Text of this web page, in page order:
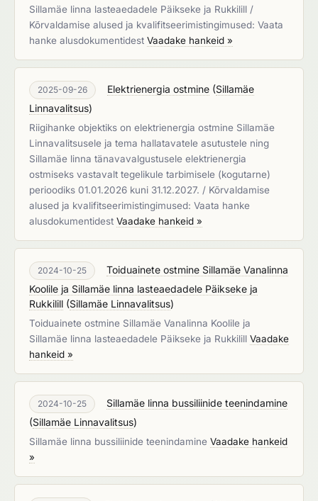
Sillamäe linna lasteaedadele Päikseke ja Rukkilill /
Kõrvaldamise alused ja kvalifitseerimistingimused: Vaata
hanke alusdokumentidest Vaadake hankeid »
2025-09-26 Elektrienergia ostmine (Sillamäe
Linnavalitsus)
Riigihanke objektiks on elektrienergia ostmine Sillamäe
Linnavalitsusele ja tema hallatavatele asutustele ning
Sillamäe linna tänavavalgustusele elektrienergia
ostmiseks vastavalt tegelikule tarbimisele (kogutarne)
perioodiks 01.01.2026 kuni 31.12.2027. / Kõrvaldamise
alused ja kvalifitseerimistingimused: Vaata hanke
alusdokumentidest Vaadake hankeid »
2024-10-25
Toiduainete ostmine Sillamäe Vanalinna
Koolile ja Sillamäe linna lasteaedadele Päikseke ja
Rukkilill (Sillamäe Linnavalitsus)
Toiduainete ostmine Sillamäe Vanalinna Koolile ja
Sillamäe linna lasteaedadele Päikseke ja Rukkilill Vaadake
hankeid »
2024-10-25
Sillamäe linna bussiliinide teenindamine
(Sillamäe Linnavalitsus)
Sillamäe linna bussiliinide teenindamine Vaadake hankeid
»